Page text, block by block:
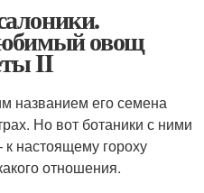
овощ
II
названием его семена
Но вот ботаники с ними
к настоящему гороху
отношения.